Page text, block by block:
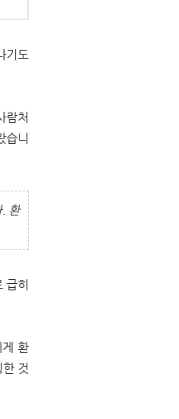
기도
람처
습니
. 환
급히
게 환
것